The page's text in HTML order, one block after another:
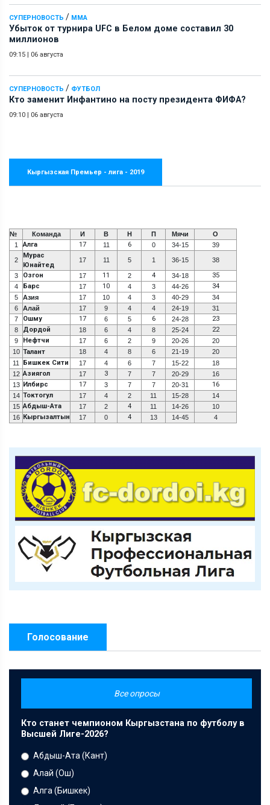
СУПЕРНОВОСТЬ / ММА
Убыток от турнира UFC в Белом доме составил 30
миллионов
09:15 06 августа
СУПЕРНОВОСТЬ / ФУТБОЛ
Кто заменит Инфантино на посту президента ФИФА?
09:10 06 августа
Кыргызская Премьер - лига - 2019
№ Команда И В Н П Мячи
О
1
Алга 17 11 6 0 34-15 39
2
Мурас
Юнайтед
17 11 5 1 36-15 38
3 Озгон 17 11 2 4 34-18 35
4 Барс 17 10 4 3 44-26 34
5 Азия 17 10 4 3 40-29
34
6
Алай 17 9 4 4 24-19
31
7
Ошму 17 6 5 6 24-28 23
8 Дордой 18 6 4 8 25-24 22
9 Нефтчи 17 6 2 9 20-26
20
10 Талант 18 4 8 6 21-19
20
11
Бишкек Сити 17 4 6 7 15-22
18
12 Азиягол 17 3 7 7 20-29
16
13
Илбирс 17 3 7 7 20-31 16
14 Токтогул 17 4 2 11 15-28
14
15 Абдыш-Ата 17 2 4 11 14-26
10
16
Кыргызалтын 17 0 4 13 14-45 4
Голосование
Все опросы
Кто станет чемпионом Кыргызстана по футболу в
Высшей Лиге-2026?
Абдыш-Ата (Кант)
Алай (Ош)
Алга (Бишкек)